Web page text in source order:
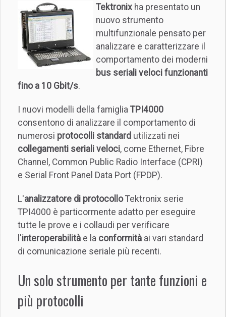
Tektronix ha presentato un
nuovo strumento
multifunzionale pensato per
analizzare e caratterizzare il
comportamento dei moderni
bus seriali veloci funzionanti
fino a 10 Gbit/s.
I nuovi modelli della famiglia TPI4000
consentono di analizzare il comportamento di
numerosi protocolli standard utilizzati nei
collegamenti seriali veloci, come Ethernet, Fibre
Channel, Common Public Radio Interface (CPRI)
e Serial Front Panel Data Port (FPDP).
L'analizzatore di protocolloTektronix serie
TPI4000 è particormente adatto per eseguire
tutte le prove e i collaudi per verificare
l'interoperabilità e la conformità ai vari standard
di comunicazione seriale più recenti.
Un solo strumento per tante funzioni e
più protocolli